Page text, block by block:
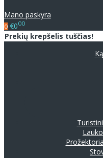
Mano paskyra
0 €000
Prekių krepšelis tuščias!